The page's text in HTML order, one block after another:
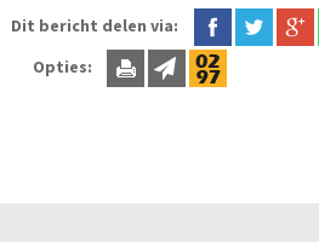
Dit bericht delen via:
Opties: